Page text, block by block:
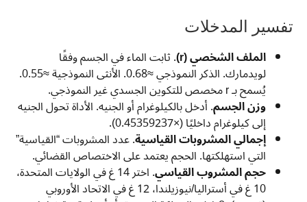
تفسير المدخلات
الملف الشخصي (r) . ثابت الماء في الجسم وفقًا
لويدمارك. الذكر النموذجي ≈0.68. الأنثى النموذجية ≈0.55.
يُسمح بـ r مخصص للتكوين الجسدي غير النموذجي.
وزن الجسم. أدخل بالكيلوغرام أو الجنيه. الأداة تحول الجنيه
إلى كيلوغرام داخليًا (×0.45359237).
إجمالي المشروبات القياسية. عدد المشروبات “القياسية”
التي استهلكتها. الحجم يعتمد على الاختصاص القضائي.
حجم المشروب القياسي . اختر 14 غ في الولايات المتحدة،
10 غ في أستراليا/نيوزيلندا، 12 غ في الاتحاد الأوروبي